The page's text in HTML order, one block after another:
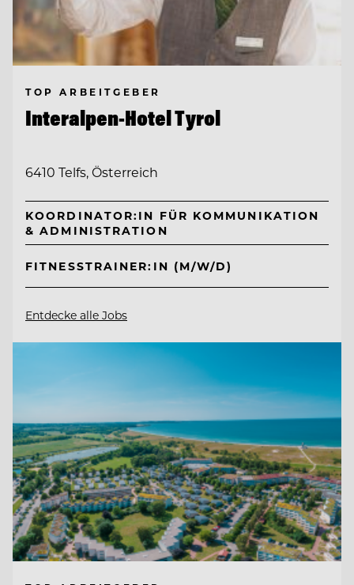
TOP ARBEITGEBER
Interalpen-Hotel Tyrol
6410 Telfs, Österreich
KOORDINATOR:IN FÜR KOMMUNIKATION
& ADMINISTRATION
FITNESSTRAINER:IN (M/W/D)
Entdecke alle Jobs